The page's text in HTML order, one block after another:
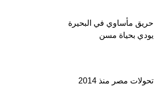
حريق مأساوي في البحيرة
يودي بحياة مسن
تحولات مصر منذ 2014